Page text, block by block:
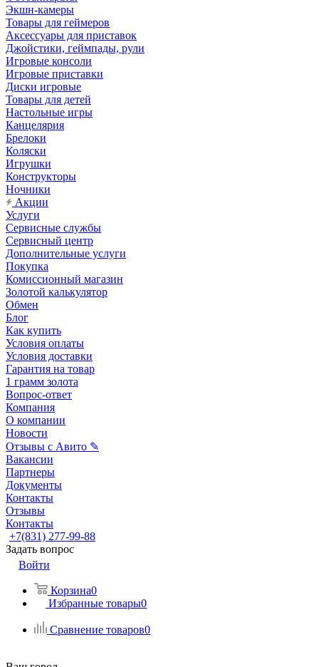
Экшн-камеры
Товары для геймеров
Аксессуары для приставок
Джойстики, геймпады, рули
Игровые консоли
Игровые приставки
Диски игровые
Товары для детей
Настольные игры
Канцелярия
Брелоки
Коляски
Игрушки
Конструкторы
Ночники
Акции
Услуги
Сервисные службы
Сервисный центр
Дополнительные услуги
Покупка
Комиссионный магазин
Золотой калькулятор
Обмен
Блог
Как купить
Условия оплаты
Условия доставки
Гарантия на товар
1 грамм золота
Вопрос-ответ
Компания
О компании
Новости
Отзывы с Авито ✎
Вакансии
Партнеры
Документы
Контакты
Отзывы
Контакты
+7(831) 277-99-88
Задать вопрос
Войти
Корзина0
Избранные товары0
Сравнение товаров0